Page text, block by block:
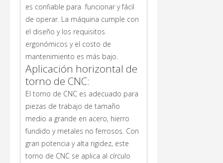
es confiable para funcionar y fácil
de operar. La máquina cumple con
el diseño y los requisitos
ergonómicos y el costo de
mantenimiento es más bajo.
Aplicación horizontal de
torno de CNC:
El torno de CNC es adecuado para
piezas de trabajo de tamaño
medio a grande en acero, hierro
fundido y metales no ferrosos. Con
gran potencia y alta rigidez, este
torno de CNC se aplica al círculo